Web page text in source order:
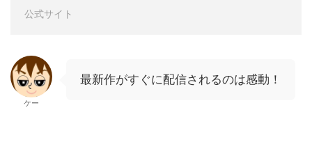
公式サイト
ケー
最新作がすぐに配信されるのは感動！